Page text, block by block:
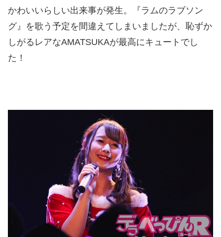
かわいいらしい出来事が発生。『ラムのラブソン
グ』を歌う予定を間違えてしまいましたが、恥ずか
しがるレアなAMATSUKAが最高にキュートでし
た！